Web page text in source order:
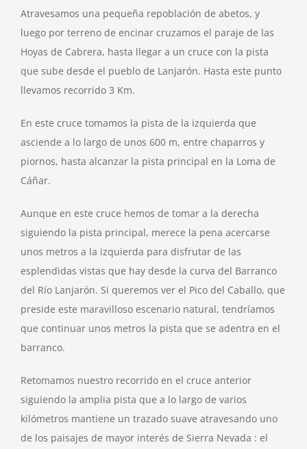
Atravesamos una pequeña repoblación de abetos, y
luego por terreno de encinar cruzamos el paraje de las
Hoyas de Cabrera, hasta llegar a un cruce con la pista
que sube desde el pueblo de Lanjarón. Hasta este punto
llevamos recorrido 3 Km.
En este cruce tomamos la pista de la izquierda que
asciende a lo largo de unos 600 m, entre chaparros y
piornos, hasta alcanzar la pista principal en la Loma de
Cáñar.
Aunque en este cruce hemos de tomar a la derecha
siguiendo la pista principal, merece la pena acercarse
unos metros a la izquierda para disfrutar de las
esplendidas vistas que hay desde la curva del Barranco
del Río Lanjarón. Si queremos ver el Pico del Caballo, que
preside este maravilloso escenario natural, tendríamos
que continuar unos metros la pista que se adentra en el
barranco.
Retomamos nuestro recorrido en el cruce anterior
siguiendo la amplia pista que a lo largo de varios
kilómetros mantiene un trazado suave atravesando uno
de los paisajes de mayor interés de Sierra Nevada : el